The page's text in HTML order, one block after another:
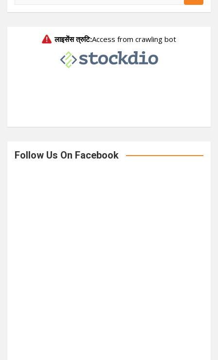
a
Follow Us On Facebook